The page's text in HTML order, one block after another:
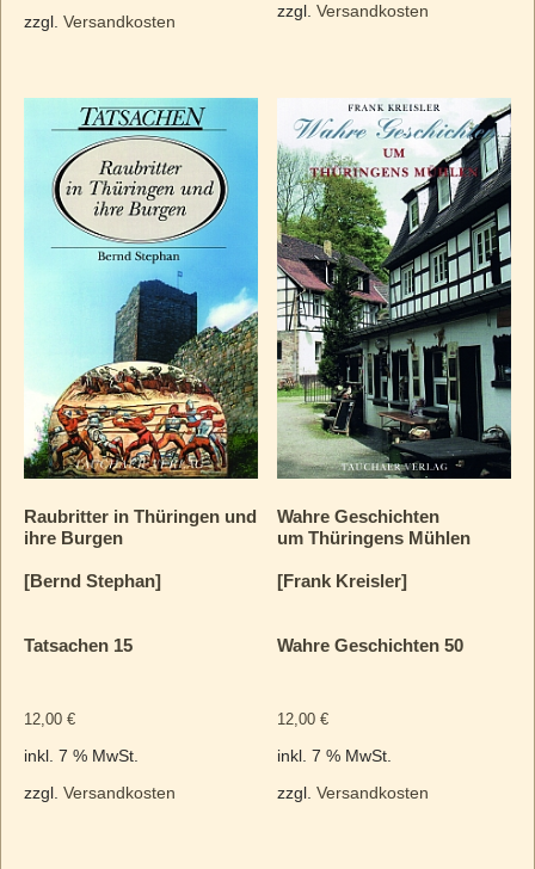
zzgl. Versandkosten
zzgl.Versandkosten
Raubritter in Thüringen und
ihre Burgen
[Bernd Stephan]
Tatsachen 15
12,00 €
inkl. 7 % MwSt.
zzgl. Versandkosten
Wahre Geschichten
um Thüringens Mühlen
[Frank Kreisler]
Wahre Geschichten 50
12,00€
inkl. 7 % MwSt.
zzgl.Versandkosten